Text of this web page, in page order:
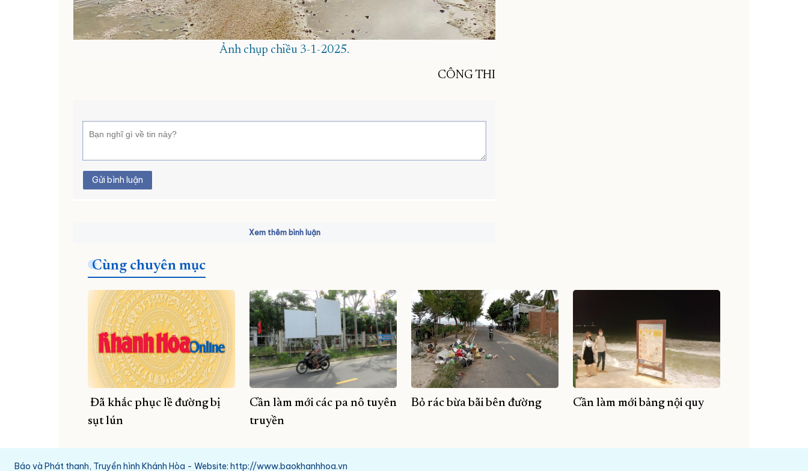
Ảnh chụp chiều 3-1-2025.
CÔNG THI
Gửi bình luận
Xem thêm bình luận
Cùng chuyên mục
Đã khắc phục lề đường bị
sụt lún
Cần làm mới các pa nô tuyên
truyền
Bỏ rác bừa bãi bên đường Cần làm mới bảng nội quy
Báo và Phát thanh, Truyền hình Khánh Hòa - Website: http://www.baokhanhhoa.vn